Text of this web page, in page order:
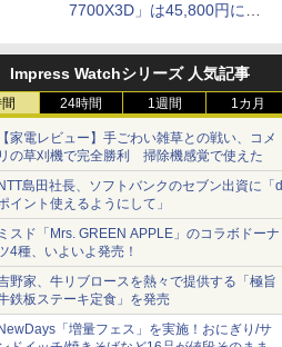
7700X3D」は45,800円に急
との価格逆転解消 [8月前半の
CPU価格]
Impress Watchシリーズ 人気記事
24時間 1週間 1カ月
家電レビュー】手ごわい雑草との戦い、コメ
の草刈機で完全勝利 掃除機感覚で使えた
島田社長、ソフトバンクのセブン出資に「d
イント使えるようにして」
スド「Mrs. GREEN APPLE」のコラボドーナ
4種、いよいよ発売！
野家、牛リブロースを熱々で提供する「極旨
鉄板ステーキ定食」を発売
「増量フェス」を実施！おにぎり/サ